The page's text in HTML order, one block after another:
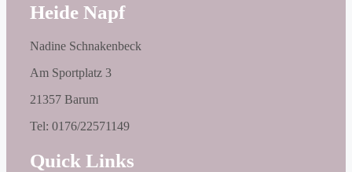
Heide Napf
Nadine Schnakenbeck
Am Sportplatz 3
21357 Barum
Tel: 0176/22571149
Quick Links